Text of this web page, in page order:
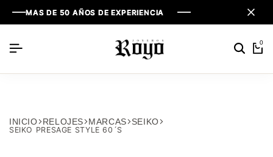
MAS DE 50 AÑOS DE EXPERIENCIA
MAS DE 50 AÑOS DE EXPERIENCIA
MAS DE 50 AÑOS DE EXPERIENCIA
0
INICIO RELOJES MARCAS SEIKO
SEIKO PRESAGE STYLE 60´S